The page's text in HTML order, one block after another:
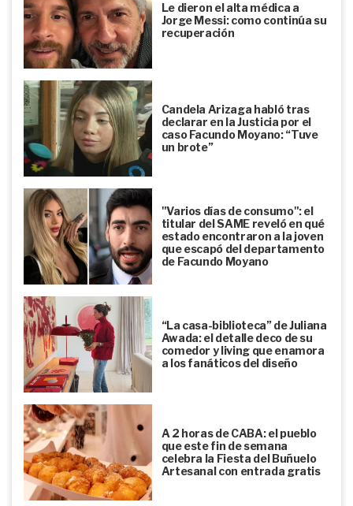
Le dieron el alta médica a
Jorge Messi: como continúa su
recuperación
Candela Arizaga habló tras
declarar en la Justicia por el
caso Facundo Moyano: “Tuve
un brote”
"Varios días de consumo": el
titular del SAME reveló en qué
estado encontraron a la joven
que escapó del departamento
de Facundo Moyano
“La casa-biblioteca” de Juliana
Awada: el detalle deco de su
comedor y living que enamora
a los fanáticos del diseño
A 2 horas de CABA: el pueblo
que este fin de semana
celebra la Fiesta del Buñuelo
Artesanal con entrada gratis